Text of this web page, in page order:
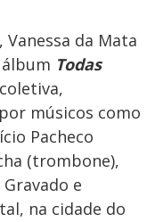
da Mata
Todas
músicos como
Pacheco
(trombone),
e
na cidade do